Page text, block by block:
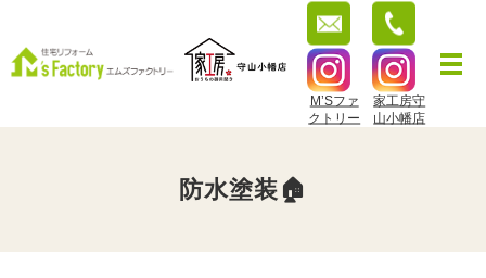
M’Sファ
クトリー
家工房守
山小幡店
防水塗装🏠